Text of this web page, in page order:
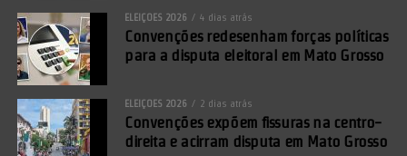
ELEIÇÕES 2026 4 dias atrás
Convenções redesenham forças políticas
para a disputa eleitoral em Mato Grosso
ELEIÇÕES 2026 2 dias atrás
Convenções expõem fissuras na centro-
direita e acirram disputa em Mato Grosso